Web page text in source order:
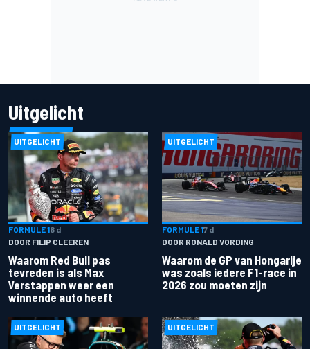
Uitgelicht
UITGELICHT
FORMULE 16 d
DOOR FILIP CLEEREN
Waarom Red Bull pas
tevreden is als Max
Verstappen weer een
winnende auto heeft
UITGELICHT
FORMULE 17 d
DOOR RONALD VORDING
Waarom de GP van Hongarije
was zoals iedere F1-race in
2026 zou moeten zijn
UITGELICHT UITGELICHT